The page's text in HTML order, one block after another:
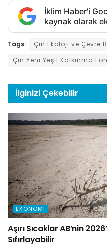
İklim Haber'i
kaynak olarak
Tags:
Çin Ekoloji ve Çevre
Çin Yeni Yeşil Kalkınma
İlginizi Çekebilir
EKONOMI
Aşırı Sıcaklar AB’nin
Sıfırlayabilir